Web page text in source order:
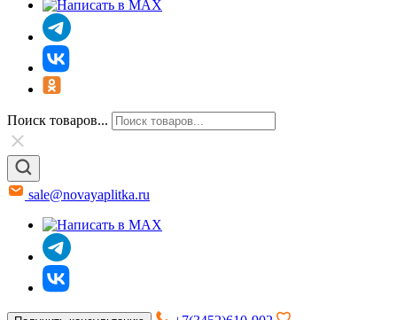
Поиск товаров...
sale@novayaplitka.ru